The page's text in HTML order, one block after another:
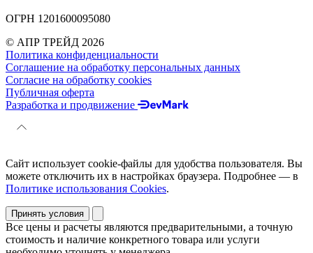
ОГРН 1201600095080
© АПР ТРЕЙД 2026
Политика конфиденциальности
Соглашение на обработку персональных данных
Согласие на обработку cookies
Публичная оферта
Разработка и продвижение
Сайт использует cookie-файлы для удобства пользователя. Вы
можете отключить их в настройках браузера. Подробнее — в
Политике использования Cookies.
Принять условия
Все цены и расчеты являются предварительными, а точную
стоимость и наличие конкретного товара или услуги